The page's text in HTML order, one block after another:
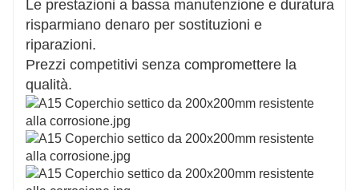
Le prestazioni a bassa manutenzione e duratura
risparmiano denaro per sostituzioni e
riparazioni.
Prezzi competitivi senza compromettere la
qualità.